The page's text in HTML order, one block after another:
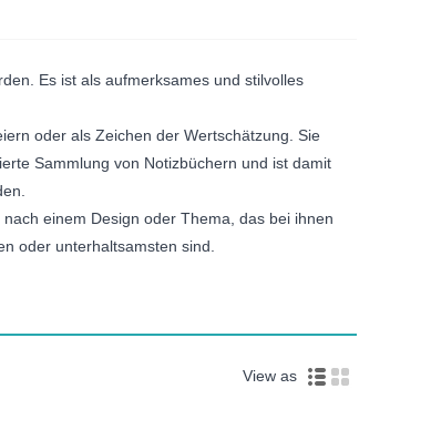
Es ist als aufmerksames und stilvolles
oder als Zeichen der Wertschätzung. Sie
Sammlung von Notizbüchern und ist damit
einem Design oder Thema, das bei ihnen
oder unterhaltsamsten sind.
View as